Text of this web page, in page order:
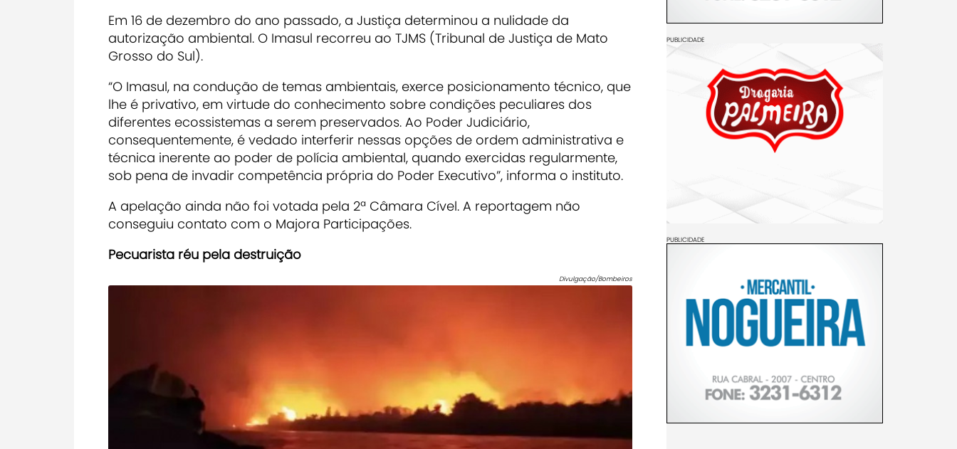
Em 16 de dezembro do ano passado, a Justiça determinou a nulidade da
autorização ambiental. O Imasul recorreu ao TJMS (Tribunal de Justiça de Mato
Grosso do Sul).
“O Imasul, na condução de temas ambientais, exerce posicionamento técnico, que
lhe é privativo, em virtude do conhecimento sobre condições peculiares dos
diferentes ecossistemas a serem preservados. Ao Poder Judiciário,
consequentemente, é vedado interferir nessas opções de ordem administrativa e
técnica inerente ao poder de polícia ambiental, quando exercidas regularmente,
sob pena de invadir competência própria do Poder Executivo”, informa o instituto.
A apelação ainda não foi votada pela 2ª Câmara Cível. A reportagem não
conseguiu contato com o Majora Participações.
Pecuarista réu pela destruição
Divulgação/Bombeiros
PUBLICIDADE
PUBLICIDADE